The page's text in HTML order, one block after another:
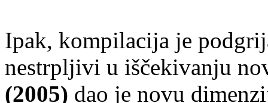
Ipak, kompilacija je
nestrpljivi u iščekivanju
(2005) dao je novu